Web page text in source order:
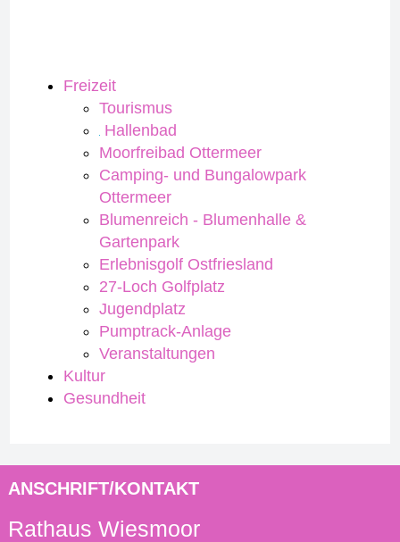
Freizeit
Tourismus
Hallenbad
Moorfreibad Ottermeer
Camping- und Bungalowpark
Ottermeer
Blumenreich - Blumenhalle &
Gartenpark
Erlebnisgolf Ostfriesland
27-Loch Golfplatz
Jugendplatz
Pumptrack-Anlage
Veranstaltungen
Kultur
Gesundheit
ANSCHRIFT/KONTAKT
Rathaus Wiesmoor